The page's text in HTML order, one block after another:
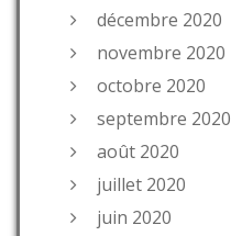
décembre 2020
novembre 2020
octobre 2020
septembre 2020
août 2020
juillet 2020
juin 2020